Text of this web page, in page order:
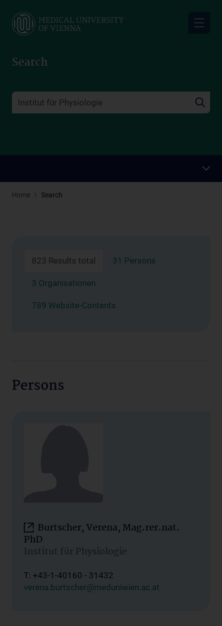
main
Search
Home Search
823 Results total 31 Persons
3 Organisationen
789 Website-Contents
Persons
Burtscher, Verena, Mag.rer.nat.
PhD
Institut für Physiologie
T: +43-1-40160 - 31432
verena.burtscher@meduniwien.ac.at